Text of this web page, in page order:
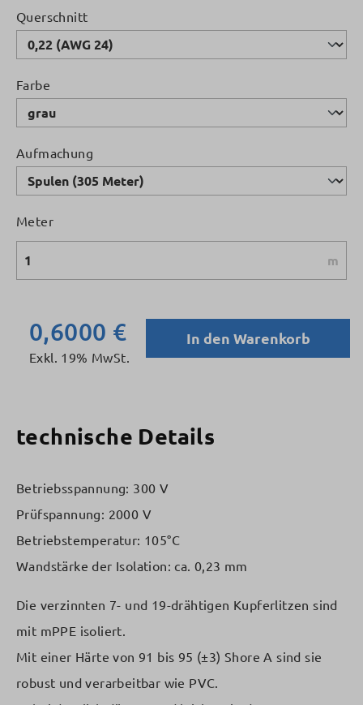
Querschnittauswählen
Farbe
Aufmachung
Meter
m
0,6000 €
Exkl. 19% MwSt.
In den Warenkorb
technische Details
Betriebsspannung: 300 V
Prüfspannung: 2000 V
Betriebstemperatur: 105°C
Wandstärke der Isolation: ca. 0,23 mm
Die verzinnten 7- und 19-drähtigen Kupferlitzen sind
mit mPPE isoliert.
Mit einer Härte von 91 bis 95 (±3) Shore A sind sie
robust und verarbeitbar wie PVC.